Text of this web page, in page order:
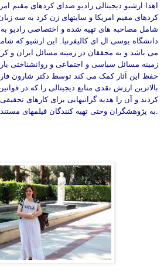
اهدا ارشيو ديجيتالى رادیو صدای کردهاى مقيم
كردهاى مقيم امريكا و سایتهای زن کرد به سه
شامل مصاحبه هاى تهیه شده و اختصاصی رادیو به
دانشگاه يوسى ال اى كاليفرنيا. اين ارشيو که
می باشد و به محققان در زمینه مسائل ایران و
زمینه مسائل سیاسی و اجتماعی و روانشناختی
حفظ این آثار کمک می کند توسط دکتر شارون
بالاترين ارزش نقدی منابع دیجیتالی را که در
کردند و آن را هدیه گرانبهایی برای کارهای